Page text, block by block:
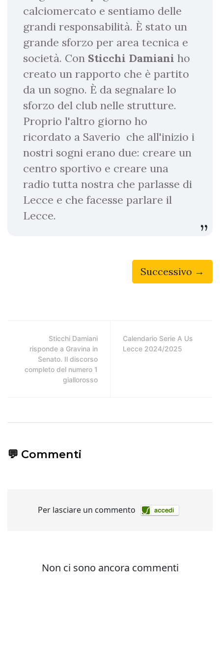
calciomercato e sentiamo delle
grandi responsabilità. È stato un
grande sforzo per area tecnica e
società. Con Sticchi Damiani ho
creato un rapporto che è partito
da un sogno. È da segnalare lo
sforzo del club nelle strutture.
Proprio l'altro giorno ho
ricordato a Saverio che all'inizio i
nostri sogni erano due: creare un
centro sportivo e creare una
radio tutta nostra che parlasse di
Lecce e che facesse parlare il
Lecce.
Successivo →
Sticchi Damiani
risponde a Gravina in
Senato. Il discorso
completo del numero 1
giallorosso
Calendario Serie A Us
Lecce 2024/2025
💬 Commenti